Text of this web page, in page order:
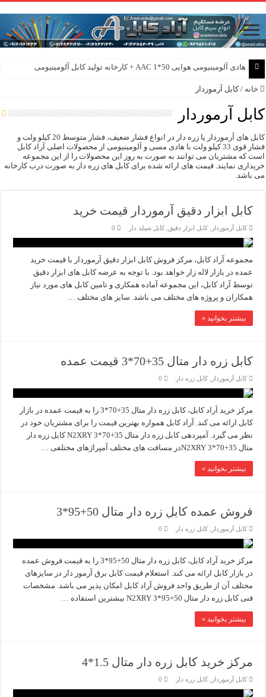
هادی آلومینیومی هوایی 50*1 AAC + کارخانه تولید کابل آلومینیومی
خانه / کابل آرموردار
کابل آرموردار
کابل های آرموردار یا زره دار در انواع فشار ضعیف، فشار متوسط 20 کیلو ولت و
فشار قوی 33 کیلو ولت با هادی مسی و آلومینیومی از محصولات اصلی آراد کابل
است که مشتریان می توانند به صورت به روز این محصولات را از این مجموعه
خریداری نمایند. قیمت های ارائه شده برای کابل های زره دار به صورت درب کارخانه
می باشد.
کابل ابزار دقیق آرموردار قیمت خرید
کابل آرموردار ,کابل ابزار دقیق,کابل شیلد دار 0
مجموعه آراد کابل، مرکز فروش کابل ابزار دقیق آرموردار با قیمت خرید
عمده در بازار لاله زار خواهد بود. با توجه به عرضه کابل های ابزار دقیق
توسط آراد کابل، این مجموعه آماده همکاری و تامین کابل های مورد نیاز
همکاران و پروژه های مختلف می باشد. سایز های مختلف …
بیشتر بخوانید »
کابل زره دار متال 35+70*3 قیمت عمده
کابل آرموردار ,کابل زره دار 0
مرکز خرید آراد کابل، کابل زره دار متال 35+70*3 را به قیمت عمده در بازار
کابل ارائه می کند. آراد کابل همواره بهترین قیمت را برای مشتریان خود در
نظر می گیرد. آمپردهی کابل زره دار متال 35+70*3 N2XRY کابل زره دار
متال 35+70*3 N2XRYدر مسافت های مختلف آمپراژهای مختلفی …
بیشتر بخوانید »
فروش عمده کابل زره دار متال 50+95*3
کابل آرموردار ,کابل زره دار 0
مرکز خرید آراد کابل، کابل زره دار متال 50+95*3 را به قیمت فروش عمده
در بازار کابل ارائه می کند. استعلام قیمت کابل برق آرمور دار در سایزهای
مختلف آن از طریق واحد فروش آراد کابل امکان پذیر می باشد. مشخصات
فنی کابل زره دار متال 50+95*3 N2XRY بیشترین استفاده …
بیشتر بخوانید »
مرکز خرید کابل زره دار متال 1.5*4
کابل آرموردار ,کابل زره دار 0